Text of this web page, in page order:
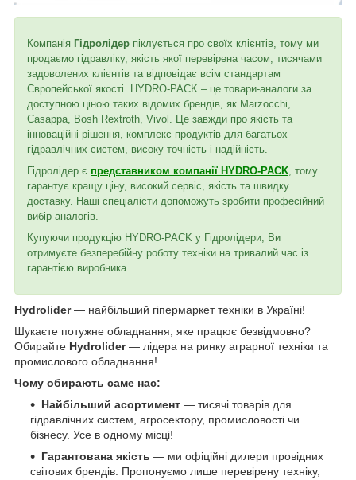
Компанія Гідролідер піклується про своїх клієнтів, тому ми
продаємо гідравліку, якість якої перевірена часом, тисячами
задоволених клієнтів та відповідає всім стандартам
Європейської якості. HYDRO-PACK – це товари-аналоги за
доступною ціною таких відомих брендів, як Marzocchi,
Casappa, Bosh Rextroth, Vivol. Це завжди про якість та
інноваційні рішення, комплекс продуктів для багатьох
гідравлічних систем, високу точність і надійність.
Гідролідер є представником компанії HYDRO-PACK, тому
гарантує кращу ціну, високий сервіс, якість та швидку
доставку. Наші спеціалісти допоможуть зробити професійний
вибір аналогів.
Купуючи продукцію HYDRO-PACK у Гідролідери, Ви
отримуєте безперебійну роботу техніки на тривалий час із
гарантією виробника.
Hydrolider— найбільший гіпермаркет техніки в Україні!
Шукаєте потужне обладнання, яке працює безвідмовно?
Обирайте Hydrolider— лідера на ринку аграрної техніки та
промислового обладнання!
Чому обирають саме нас:
Найбільший асортимент — тисячі товарів для
гідравлічних систем, агросектору, промисловості чи
бізнесу. Усе в одному місці!
Гарантована якість — ми офіційні дилери провідних
світових брендів. Пропонуємо лише перевірену техніку,